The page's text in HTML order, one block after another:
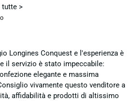
tutte >
Longines Conquest e l'esperienza è
il servizio è stato impeccabile:
elegante e massima
vivamente questo venditore a
affidabilità e prodotti di altissimo